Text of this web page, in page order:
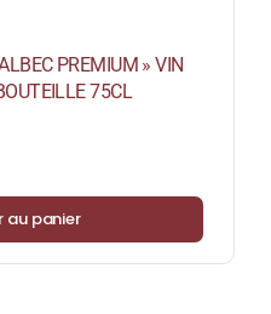
PREMIUM » VIN
75CL
au panier